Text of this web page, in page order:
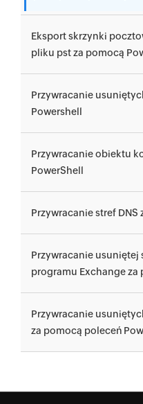
Eksport skrzynki
pliku pst za pomocą
Przywracanie
Powershell
Przywracanie obiektu
PowerShell
Przywracanie stref DNS
Przywracanie
programu Exchange za
Przywracanie
za pomocą poleceń